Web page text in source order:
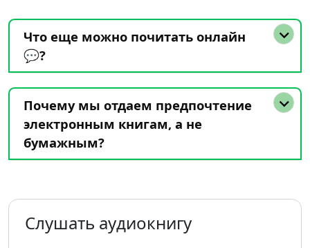
Что еще можно почитать онлайн
💬?
Почему мы отдаем предпочтение
электронным книгам, а не
бумажным?
Слушать аудиокнигу